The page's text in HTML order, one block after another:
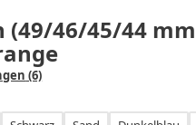
(49/46/45/44
(6)